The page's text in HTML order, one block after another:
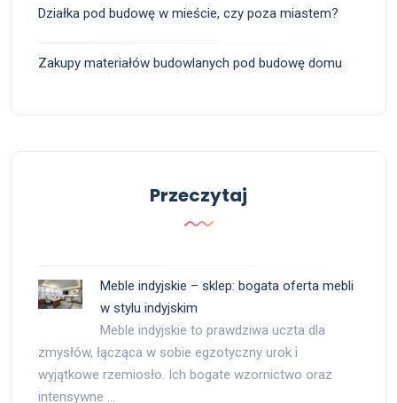
Działka pod budowę w mieście, czy poza miastem?
Zakupy materiałów budowlanych pod budowę domu
Przeczytaj
Meble indyjskie – sklep: bogata oferta mebli
w stylu indyjskim
Meble indyjskie to prawdziwa uczta dla
zmysłów, łącząca w sobie egzotyczny urok i
wyjątkowe rzemiosło. Ich bogate wzornictwo oraz
intensywne …